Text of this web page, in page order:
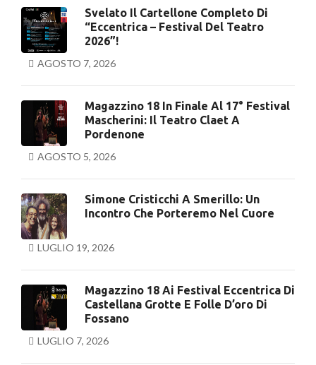
Svelato Il Cartellone Completo Di
“Eccentrica – Festival Del Teatro
2026”!
AGOSTO 7, 2026
Magazzino 18 In Finale Al 17° Festival
Mascherini: Il Teatro Claet A
Pordenone
AGOSTO 5, 2026
Simone Cristicchi A Smerillo: Un
Incontro Che Porteremo Nel Cuore
LUGLIO 19, 2026
Magazzino 18 Ai Festival Eccentrica Di
Castellana Grotte E Folle D’oro Di
Fossano
LUGLIO 7, 2026